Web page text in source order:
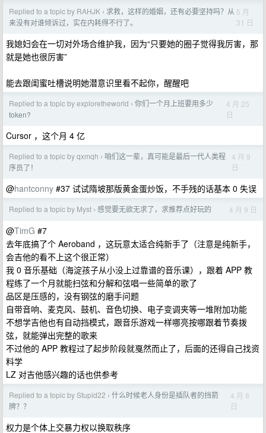
Replied to a topic by RAHJK › 求救，这样的婚姻，还有必要坚持吗？从
来没有对谁倾诉过，实在内耗得不行了。
5 月
31 日
我媳妇会在一切对外场合维护我，因为“只要她的圈子觉得我厉害，那
就是她也很厉害”
能去跟闺蜜吐槽说明她潜意识里看不起你，醒醒吧
Replied to a topic by exploretheworld › 你们一个月上班要用多少
token?
4 月 25
日
Cursor ，这个月 4 亿
Replied to a topic by qxmqh › 咱们这一辈，真可能是最后一代人类程
序员了！
4 月 9
日
@hantconny #37 试试隋坡那版黄金蛋炒饭，不手残的话基本 0 失误
Replied to a topic by Myst › 感觉要无欲无求了，求推荐点好玩的 4 月 9 日
@TimG #7
去年底搞了个 Aeroband ，这玩意太适合纯新手了（注意是纯新手，
会吉他的看不上这个很正常）
我 0 音乐基础（海淀孩子从小没上过靠谱的音乐课），跟着 APP 教
程练了一个月就能扫弦和分解和弦唱一些简单的歌了
品区是压感的，没有钢弦的磨手问题
自带音响、麦克风、鼓机、音色切换、电子变调夹等一堆附加功能
不想学吉他也有自动挡模式，跟音乐游戏一样哪亮按哪跟着节奏拨
弦，就能弹出完整的歌来
不过他的 APP 教程过了起步阶段就戛然而止了，后面的还得自己找资
料学
LZ 对吉他感兴趣的话也供参考
Replied to a topic by Stupid22 › 什么时候老人身份是插队者的挡箭
牌？？
4 月 8
日
权力是个体上交暴力权以换取秩序